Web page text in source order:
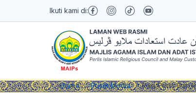
Ikuti kami di:
Utama Pusat Media Raja Perlis Dan